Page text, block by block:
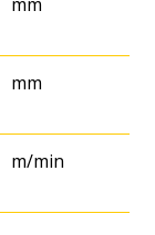
mm
m/min